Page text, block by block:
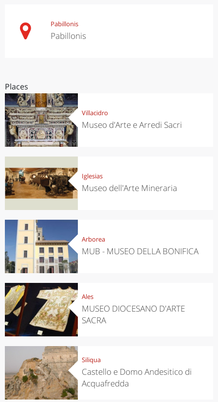
Pabillonis
Pabillonis
Places
Villacidro
Museo d'Arte e Arredi Sacri
Iglesias
Museo dell'Arte Mineraria
Arborea
MUB - MUSEO DELLA BONIFICA
Ales
MUSEO DIOCESANO D'ARTE
SACRA
Siliqua
Castello e Domo Andesitico di
Acquafredda